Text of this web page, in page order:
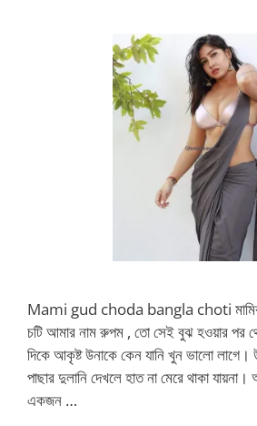
Mami gud choda bangla choti মামির
চটি আমার নাম রুপম , তো সেই বুঝ হওয়ার পর
দিকে আকৃষ্ট উনাকে কেন যানি খুন ভালো
পাছার দুলানি দেখলে হাত না মেরে থাকা
একজন …